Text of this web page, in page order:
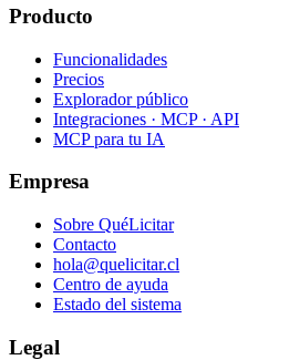
Producto
Funcionalidades
Precios
Explorador público
Integraciones · MCP · API
MCP para tu IA
Empresa
Sobre QuéLicitar
Contacto
hola@quelicitar.cl
Centro de ayuda
Estado del sistema
Legal